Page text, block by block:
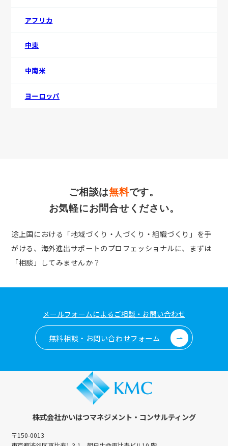
アフリカ
中東
中南米
ヨーロッパ
ご相談は無料です。
お気軽にお問合せください。
途上国における「地域づくり・人づくり・組織づくり」を手
がける、 海外進出サポートのプロフェッショナルに、まずは
「相談」してみませんか？
メールフォームによるご相談・お問い合わせ
無料相談・お問い合わせフォーム
株式会社かいはつマネジメント・コンサルティング
〒150-0013